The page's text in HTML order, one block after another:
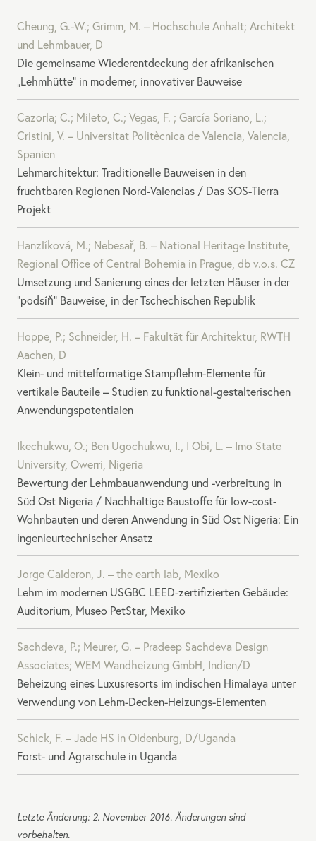
Cheung, G.-W.; Grimm, M. – Hochschule Anhalt; Architekt
und Lehmbauer, D
Die gemeinsame Wiederentdeckung der afrikanischen
„Lehmhütte“ in moderner, innovativer Bauweise
Cazorla; C.; Mileto, C.; Vegas, F. ; García Soriano, L.;
Cristini, V. – Universitat Politècnica de Valencia, Valencia,
Spanien
Lehmarchitektur: Traditionelle Bauweisen in den
fruchtbaren Regionen Nord-Valencias / Das SOS-Tierra
Projekt
Hanzlíková, M.; Nebesař, B. – National Heritage Institute,
Regional Office of Central Bohemia in Prague, db v.o.s. CZ
Umsetzung und Sanierung eines der letzten Häuser in der
“podsíň” Bauweise, in der Tschechischen Republik
Hoppe, P.; Schneider, H. – Fakultät für Architektur, RWTH
Aachen, D
Klein- und mittelformatige Stampflehm-Elemente für
vertikale Bauteile – Studien zu funktional-gestalterischen
Anwendungspotentialen
Ikechukwu, O.; Ben Ugochukwu, I., I Obi, L. – Imo State
University, Owerri, Nigeria
Bewertung der Lehmbauanwendung und -verbreitung in
Süd Ost Nigeria / Nachhaltige Baustoffe für low-cost-
Wohnbauten und deren Anwendung in Süd Ost Nigeria: Ein
ingenieurtechnischer Ansatz
Jorge Calderon, J. – the earth lab, Mexiko
Lehm im modernen USGBC LEED-zertifizierten Gebäude:
Auditorium, Museo PetStar, Mexiko
Sachdeva, P.; Meurer, G. – Pradeep Sachdeva Design
Associates; WEM Wandheizung GmbH, Indien/D
Beheizung eines Luxusresorts im indischen Himalaya unter
Verwendung von Lehm-Decken-Heizungs-Elementen
Schick, F. – Jade HS in Oldenburg, D/Uganda
Forst- und Agrarschule in Uganda
Letzte Änderung: 2. November 2016. Änderungen sind
vorbehalten.